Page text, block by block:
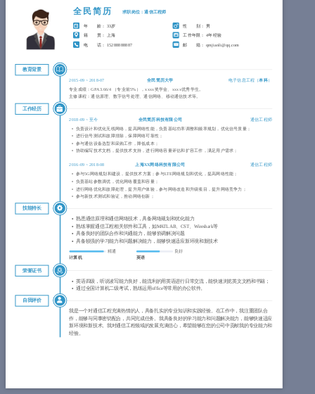
全民简历 求职岗位：通信工程师
年 龄： 33岁 性 别 ： 男
籍 贯： 上海 工作年限 ： 4年经验
电 话： 15288888887 邮 箱 ： qmjianli@qq.com
教育背景
2015-09 ~ 2018-07 全民简历大学 电子信息工程（本科）
专业成绩：GPA 3.66/4 （专业前5%），xxxx奖学金、xxxx优秀学生。
主修课程：通信原理、数字信号处理、通信网络、移动通信技术等。
工作经历
2018-09 ~ 至今 全民简历科技有限公司 通信工程师
负责设计和优化无线网络，提高网络性能，负责基站功率调整和频率规划，优化信号质量；
进行信号测试和故障排除，保障网络可靠性；
参与通信设备选型和采购工作，降低成本；
协助编写技术文档，提供技术支持，进行网络容量评估和扩容工作，满足用户需求；
2016-09 ~ 2018-08 上海XX网络科技有限公司
通信工程师
参与5G网络规划和建设，提供技术方案；参与LTE网络规划和优化，提高网络性能；
负责基站参数调优，优化网络覆盖和容量；
进行网络优化和故障处理，提升用户体验，参与网络改造和升级项目，提升网络竞争力；
参与新技术测试和验证，推动网络创新；
技能特长
熟悉通信原理和通信网络技术，具备网络规划和优化能力
熟练掌握通信工程相关软件和工具，如MATLAB、CST、Wireshark等
具备良好的团队合作和沟通能力，能够协调解决问题
具备较强的学习能力和问题解决能力，能够快速适应新环境和新技术
计算机
精通
英语
良好
荣誉证书
英语四级，听说读写能力良好，能流利的用英语进行日常交流，能快速浏览英文文档和书籍；
通过全国计算机二级考试，熟练运用office等常用的办公软件。
自我评价
我是一个对通信工程充满热情的人，具备扎实的专业知识和实践经验。在工作中，我注重团队合
作，能够与同事密切配合，共同完成任务。我具备良好的学习能力和问题解决能力，能够快速适应
新环境和新技术。我对通信工程领域的发展充满信心，希望能够在您的公司中贡献我的专业能力和
经验。